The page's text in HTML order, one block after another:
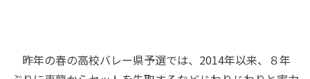
昨年の春の高校バレー県予選では、2014年以来、８年